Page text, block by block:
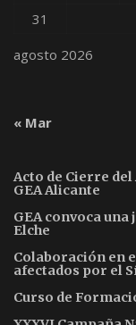
agosto 2026
31
« Mar
Acto de Cierre del
GEA Alicante
GEA convoca
Elche
Colaboración en
afectados por el
Curso de